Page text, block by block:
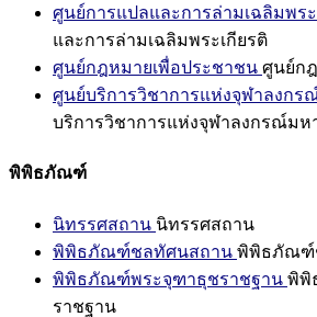
ศูนย์การแปลและการล่ามเฉลิมพระ
และการล่ามเฉลิมพระเกียรติ
ศูนย์กฎหมายเพื่อประชาชน ศูนย์ก
ศูนย์บริการวิชาการแห่งจุฬาลงกร
บริการวิชาการแห่งจุฬาลงกรณ์มห
พิพิธภัณฑ์
นิทรรศสถาน นิทรรศสถาน
พิพิธภัณฑ์ชลทัศนสถาน พิพิธภัณฑ์
พิพิธภัณฑ์พระจุฑาธุชราชฐาน พิพิ
ราชฐาน